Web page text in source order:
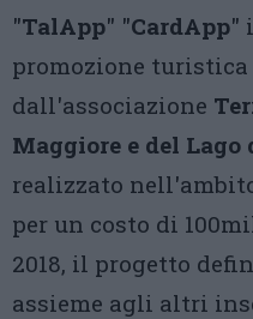
"TalApp" "CardApp"
promozione
dall'associazione
Maggiore e del Lago
realizzato
per un costo di
2018, il progetto
assieme agli altri